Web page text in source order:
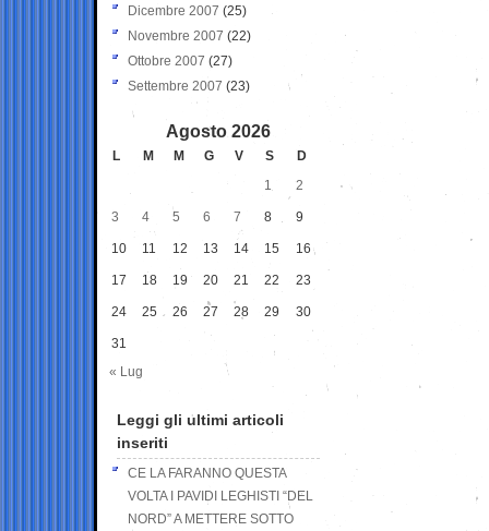
Dicembre 2007 (25)
Novembre 2007 (22)
Ottobre 2007 (27)
Settembre 2007 (23)
Agosto 2026
L M M G V S
D
1
2
3 4 5 6 7 8 9
10 11 12 13 14 15 16
17 18 19 20 21 22 23
24 25 26 27 28 29 30
31
« Lug
Leggi gli ultimi articoli
inseriti
CE LA FARANNO QUESTA
VOLTA I PAVIDI LEGHISTI “DEL
NORD” A METTERE SOTTO